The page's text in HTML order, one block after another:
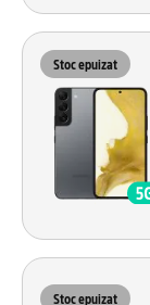
Stoc epuizat
Stoc epuizat